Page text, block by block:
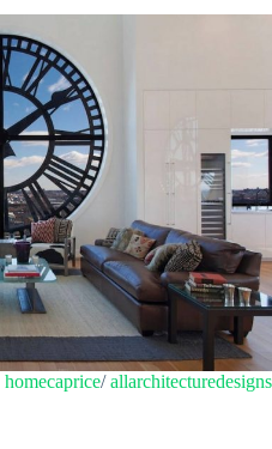
homecaprice/allarchitecturedesigns